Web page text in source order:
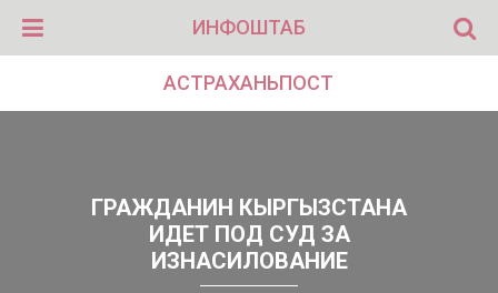
ИНФОШТАБ
АСТРАХАНЬПОСТ
ГРАЖДАНИН КЫРГЫЗСТАНА
ИДЕТ ПОД СУД ЗА
ИЗНАСИЛОВАНИЕ